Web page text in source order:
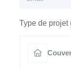
Type de